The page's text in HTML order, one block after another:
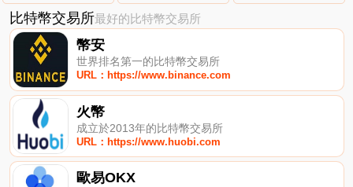
比特幣交易所最好的比特幣交易所
幣安
世界排名第一的比特幣交易所
URL：https://www.binance.com
火幣
成立於2013年的比特幣交易所
URL：https://www.huobi.com
歐易OKX